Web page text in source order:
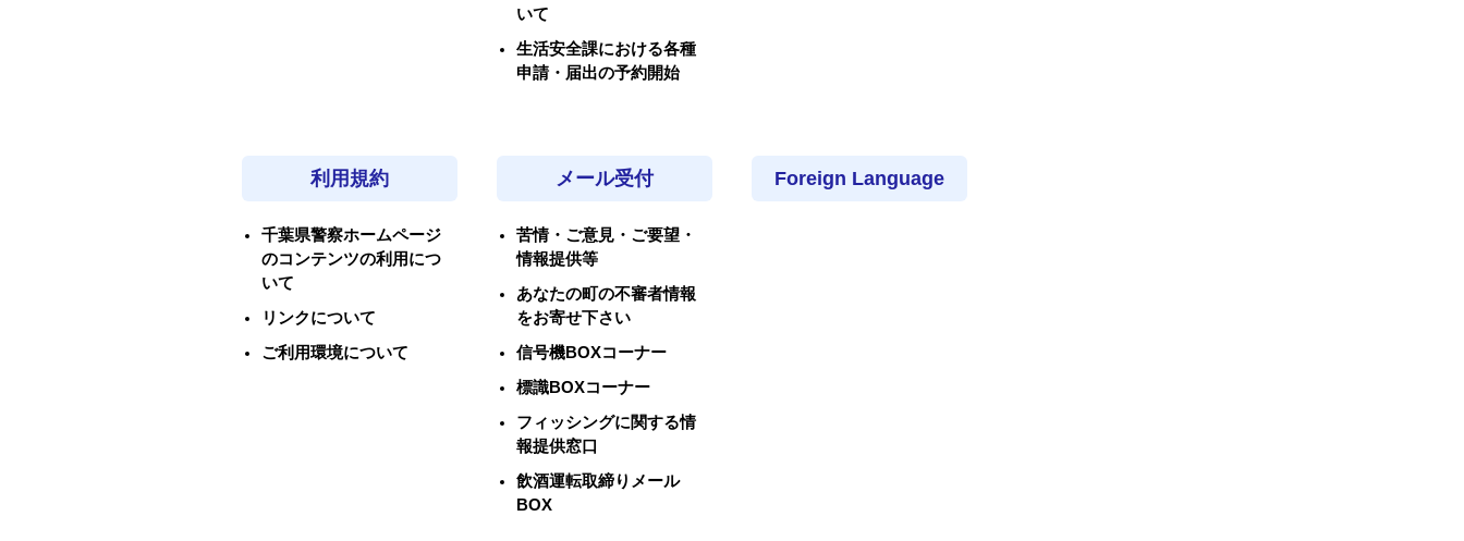
いて
生活安全課における各種
申請・届出の予約開始
利用規約
千葉県警察ホームページ
のコンテンツの利用につ
いて
リンクについて
ご利用環境について
メール受付
苦情・ご意見・ご要望・
情報提供等
あなたの町の不審者情報
をお寄せ下さい
信号機BOXコーナー
標識BOXコーナー
フィッシングに関する情
報提供窓口
飲酒運転取締りメール
BOX
Foreign Language